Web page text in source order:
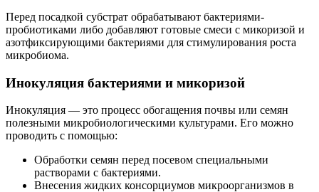
Перед посадкой субстрат обрабатывают бактериями-
пробиотиками либо добавляют готовые смеси с микоризой и
азотфиксирующими бактериями для стимулирования роста
микробиома.
Инокуляция бактериями и микоризой
Инокуляция — это процесс обогащения почвы или семян
полезными микробиологическими культурами. Его можно
проводить с помощью:
Обработки семян перед посевом специальными
растворами с бактериями.
Внесения жидких консорциумов микроорганизмов в